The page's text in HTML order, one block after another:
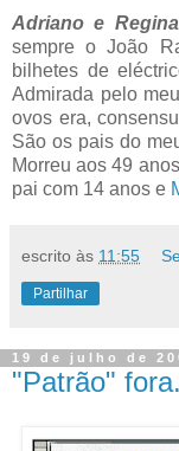
Adriano e
sempre o João
bilhetes de
Admirada pelo
ovos era,
São os pais do
Morreu aos 49
pai com 14 anos e
escrito às 11:55
Partilhar
19 de julho de
"Patrão"